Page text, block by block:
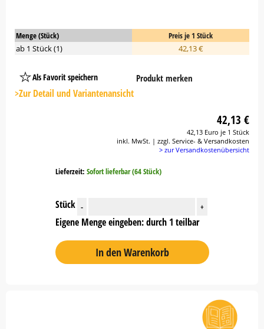
Menge (Stück)
Preis je 1 Stück
ab 1 Stück (1)
42,13 €
Als Favorit speichern
Platzhalter
Button
Produkt merken
>Zur Detail und Variantenansicht
42,13 €
42,13 Euro je 1 Stück
inkl. MwSt. | zzgl. Service- & Versandkosten
> zur Versandkostenübersicht
Lieferzeit: Sofort lieferbar (64 Stück)
Stück - +
Eigene Menge eingeben: durch 1 teilbar
In den Warenkorb